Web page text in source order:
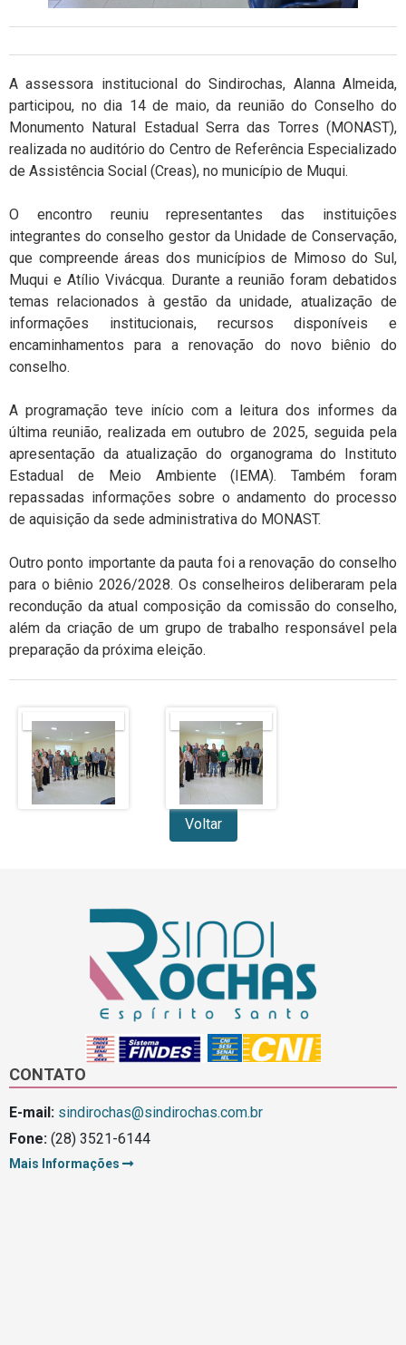
A assessora institucional do Sindirochas, Alanna Almeida,
participou, no dia 14 de maio, da reunião do Conselho do
Monumento Natural Estadual Serra das Torres (MONAST),
realizada no auditório do Centro de Referência Especializado
de Assistência Social (Creas), no município de Muqui.
O encontro reuniu representantes das instituições
integrantes do conselho gestor da Unidade de Conservação,
que compreende áreas dos municípios de Mimoso do Sul,
Muqui e Atílio Vivácqua. Durante a reunião foram debatidos
temas relacionados à gestão da unidade, atualização de
informações institucionais, recursos disponíveis e
encaminhamentos para a renovação do novo biênio do
conselho.
A programação teve início com a leitura dos informes da
última reunião, realizada em outubro de 2025, seguida pela
apresentação da atualização do organograma do Instituto
Estadual de Meio Ambiente (IEMA). Também foram
repassadas informações sobre o andamento do processo
de aquisição da sede administrativa do MONAST.
Outro ponto importante da pauta foi a renovação do conselho
para o biênio 2026/2028. Os conselheiros deliberaram pela
recondução da atual composição da comissão do conselho,
além da criação de um grupo de trabalho responsável pela
preparação da próxima eleição.
Voltar
CONTATO
E-mail: sindirochas@sindirochas.com.br
Fone: (28) 3521-6144
Mais Informações